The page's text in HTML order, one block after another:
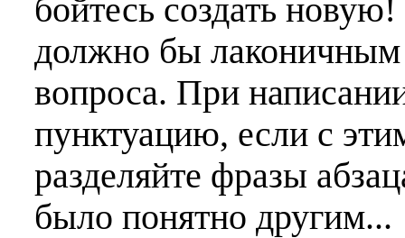
бойтесь создать
должно бы лаконичным
вопроса. При
пунктуацию, если с
разделяйте фразы
было понятно другим...